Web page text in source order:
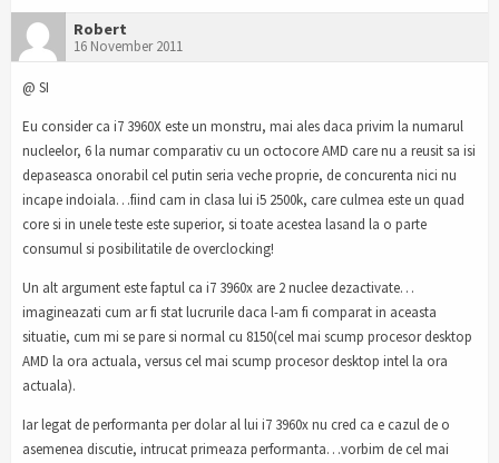
Robert
16 November 2011
@ SI
Eu consider ca i7 3960X este un monstru, mai ales daca privim la numarul
nucleelor, 6 la numar comparativ cu un octocore AMD care nu a reusit sa isi
depaseasca onorabil cel putin seria veche proprie, de concurenta nici nu
incape indoiala…fiind cam in clasa lui i5 2500k, care culmea este un quad
core si in unele teste este superior, si toate acestea lasand la o parte
consumul si posibilitatile de overclocking!
Un alt argument este faptul ca i7 3960x are 2 nuclee dezactivate…
imagineazati cum ar fi stat lucrurile daca l-am fi comparat in aceasta
situatie, cum mi se pare si normal cu 8150(cel mai scump procesor desktop
AMD la ora actuala, versus cel mai scump procesor desktop intel la ora
actuala).
Iar legat de performanta per dolar al lui i7 3960x nu cred ca e cazul de o
asemenea discutie, intrucat primeaza performanta…vorbim de cel mai